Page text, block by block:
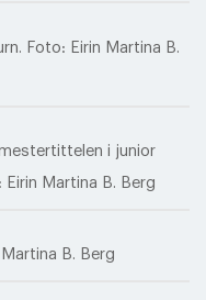
Foto: Eirin Martina B.
i junior
Martina B. Berg
B. Berg